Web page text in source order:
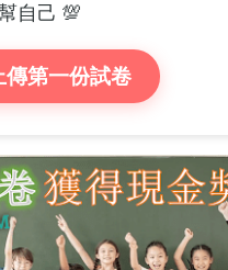
自己 💯
傳第一份試卷